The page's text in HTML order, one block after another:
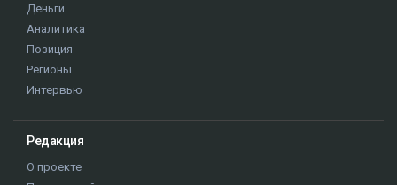
Деньги
Аналитика
Позиция
Регионы
Интервью
Редакция
О проекте